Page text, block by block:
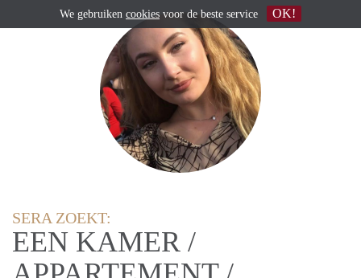
SERA ZOEKT:
EEN KAMER /
We gebruiken cookies voor de beste service OK!